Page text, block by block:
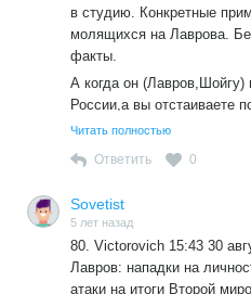
в студию. Конкретные
молящихся на Лаврова.
факты.
А когда он (Лавров,Шойгу)
России,а вы отстаиваете
,которые вошли в тройку
кого вы и почему ваша
Путина и так называемой
Читать полностью
Ответить 0
Sovetist
5 лет назад
80. Victorovich 15:43 30
Лавров: нападки на
атаки на итоги Второй